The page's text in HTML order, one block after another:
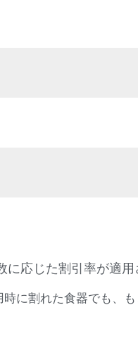
応じた割引率が適用
に割れた食器でも、